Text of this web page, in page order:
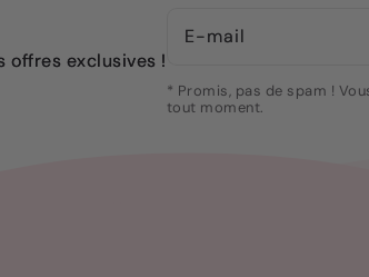
offres exclusives !
E-mail
* Promis, pas de spam !
tout moment.